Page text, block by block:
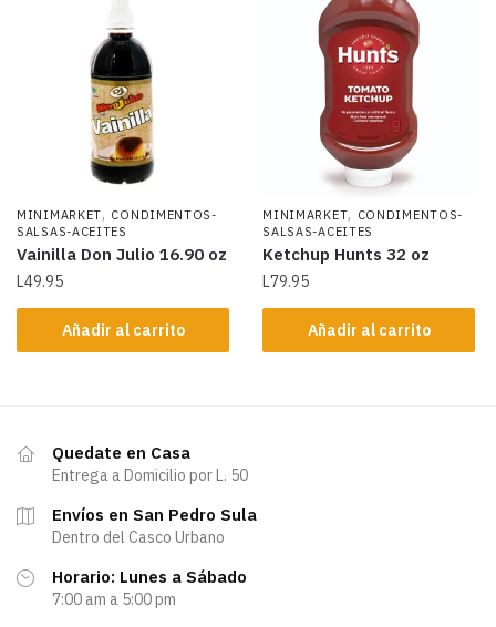
MINIMARKET, CONDIMENTOS-
SALSAS-ACEITES
Vainilla Don Julio 16.90 oz
L49.95
Añadir al carrito
MINIMARKET, CONDIMENTOS-
SALSAS-ACEITES
Ketchup Hunts 32 oz
L79.95
Añadir al carrito
Quedate en Casa
Entrega a Domicilio por L. 50
Envíos en San Pedro Sula
Dentro del Casco Urbano
Horario: Lunes a Sábado
7:00 am a 5:00 pm